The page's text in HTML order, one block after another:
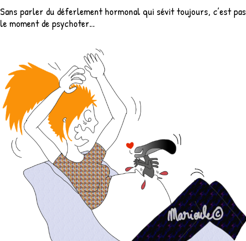
Sans parler du déferlement hormonal qui sévit toujours, c’est pas
le moment de psychoter…